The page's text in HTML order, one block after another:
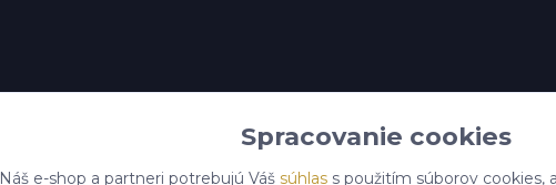
Spracovanie cookies
Náš e-shop a partneri potrebujú Váš súhlass použitím súborov cookies,